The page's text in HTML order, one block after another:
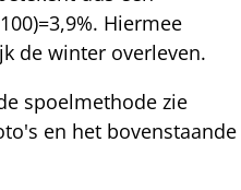
Hiermee
de winter overleven.
spoelmethode zie
en het bovenstaande